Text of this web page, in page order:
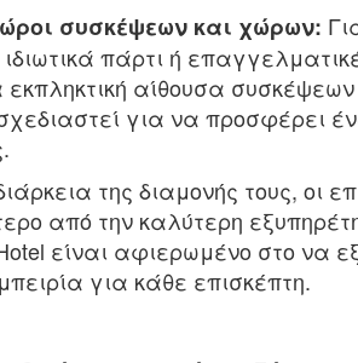
συσκέψεων και χώρων:
πάρτι ή
εκπληκτική αίθουσα
για να προσφέρει
της διαμονής τους, οι
από την καλύτερη
είναι αφιερωμένο στο να
για κάθε επισκέπτη.